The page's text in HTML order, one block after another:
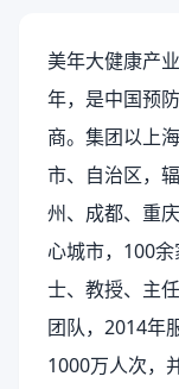
美年大健康产
年，是中国预
商。集团以上
市、自治区，
州、成都、重
心城市，100
士、教授、主
团队，2014年
1000万人次，